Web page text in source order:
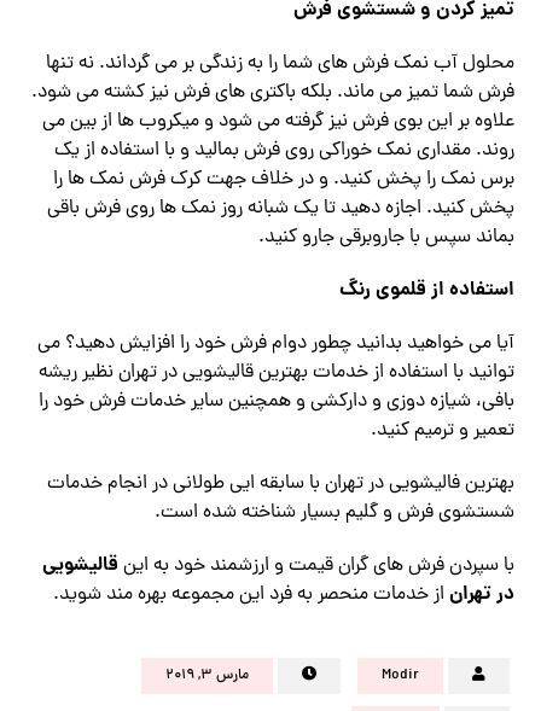
تمیز کردن و شستشوی فرش
محلول آب نمک فرش های شما را به زندگی بر می گرداند. نه تنها
فرش شما تمیز می ماند. بلکه باکتری های فرش نیز کشته می شود.
علاوه بر این بوی فرش نیز گرفته می شود و میکروب ها از بین می
روند. مقداری نمک خوراکی روی فرش بمالید و با استفاده از یک
برس نمک را پخش کنید. و در خلاف جهت کرک فرش نمک ها را
پخش کنید. اجازه دهید تا یک شبانه روز نمک ها روی فرش باقی
بماند سپس با جاروبرقی جارو کنید.
استفاده از قلموی رنگ
آیا می خواهید بدانید چطور دوام فرش خود را افزایش دهید؟ می
توانید با استفاده از خدمات بهترین قالیشویی در تهران نظیر ریشه
بافی، شیازه دوزی و دارکشی و همچنین سایر خدمات فرش خود را
تعمیر و ترمیم کنید.
بهترین فالیشویی در تهران با سابقه ایی طولانی در انجام خدمات
شستشوی فرش و گلیم بسیار شناخته شده است.
با سپردن فرش های گران قیمت و ارزشمند خود به این قالیشویی
در تهران از خدمات منحصر به فرد این مجموعه بهره مند شوید.
Modir مارس ۳, ۲۰۱۹